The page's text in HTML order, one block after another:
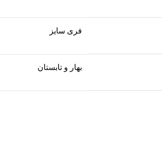
فری سایز
بهار و تابستان